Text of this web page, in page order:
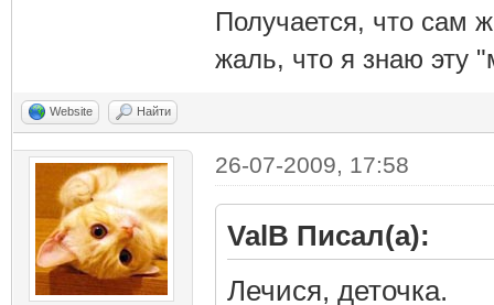
Получается, что сам
жаль, что я знаю эту
Website Найти
26-07-2009, 17:58
ValB Писал(а):
Лечися, деточка.